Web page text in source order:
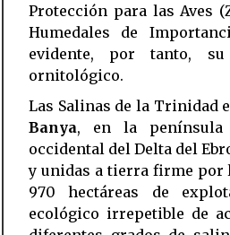
Protección para las Aves
Humedales de
evidente, por tanto,
ornitológico.
Las Salinas de la Trinidad
Banya, en la península
occidental del Delta del
y unidas a tierra firme por
970 hectáreas de
ecológico irrepetible de